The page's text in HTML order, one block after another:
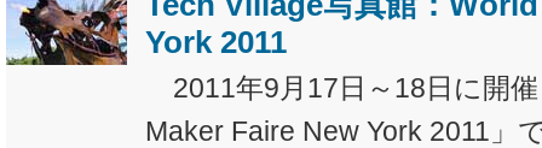
York 2011
2011年9月17日～18日に開
Maker Faire New York 2011」